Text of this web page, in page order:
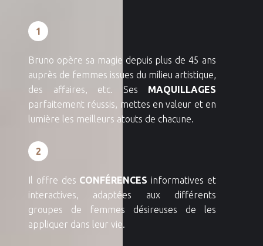
1
Bruno opère sa magie depuis plus de 45 ans
auprès de femmes issues du milieu artistique,
des affaires, etc. Ses MAQUILLAGES
parfaitement réussis, mettes en valeur et en
lumière les meilleurs atouts de chacune.
2
Il offre des CONFÉRENCES informatives et
interactives, adaptées aux différents
groupes de femmes désireuses de les
appliquer dans leur vie.